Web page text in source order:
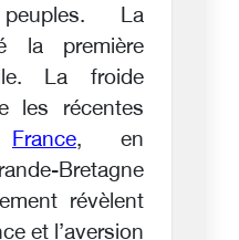
La
la première
La froide
les récentes
France, en
Bretagne
révèlent
et l’aversion